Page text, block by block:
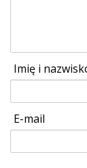
Imię i
E-mail